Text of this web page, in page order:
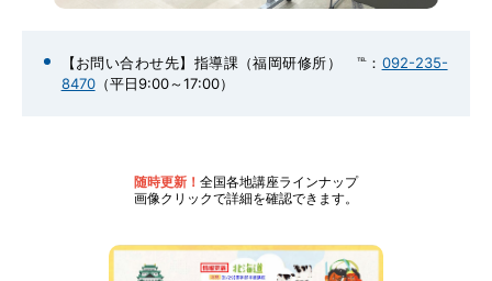
【お問い合わせ先】指導課（福岡研修所） ℡： 092-235-
8470（平日9:00～17:00）
随時更新！ 全国各地講座ラインナップ
画像クリックで詳細を確認できます。